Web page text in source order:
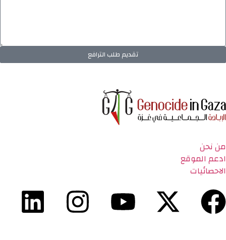
تقديم طلب الترافع
من نحن
ادعم الموقع
الاحصائيات